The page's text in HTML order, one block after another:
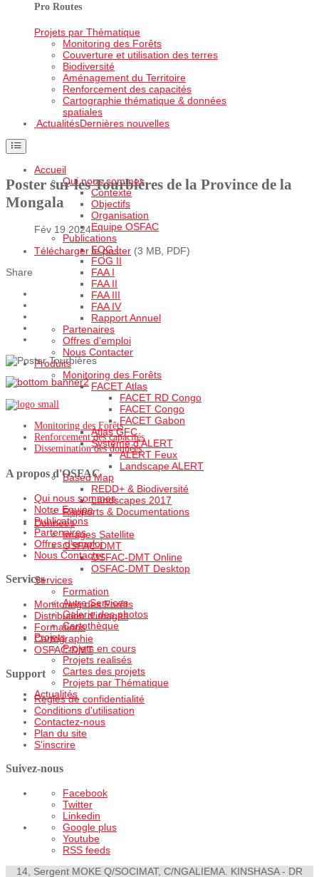
Pro Routes
Projets par Thématique
Monitoring des Forêts
Couverture et utilisation des terres
Biodiversité
Aménagement du Territoire
Renforcement des capacités
Cartographie thématique & données
spatiales
ActualitésDernières nouvelles
Accueil
Qui nous sommes
Contexte
Objectifs
Organisation
Equipe OSFAC
Publications
FOG I
FOG II
FAA I
FAA II
FAA III
FAA IV
Rapport Annuel
Partenaires
Offres d'emploi
Nous Contacter
Produits
Monitoring des Forêts
FACET Atlas
FACET RD Congo
FACET Congo
FACET Gabon
Atlas GFC
Système d'ALERT
ALERT Feux
Landscape ALERT
Based Map
REDD+ & Biodiversité
Landscapes 2017
Rapports & Documentations
Données
Images Satellite
OSFAC-DMT
OSFAC-DMT Online
OSFAC-DMT Desktop
Services
Formation
Autre Services
Galerie des photos
Cartothèque
Projets
Projets en cours
Projets realisés
Cartes des projets
Projets par Thématique
Actualités
Poster sur les Tourbières de la Province de la
Mongala
Fév 19 2024
Télécharger le poster (3 MB, PDF)
Share
Monitoring des Forêts
Renforcement des capacités
Dissemination des données
A propos d'OSFAC
Qui nous sommes
Notre Equipe
Publications
Partenaires
Offres d'emploi
Nous Contacter
Services
Monitoring des Forêts
Distribution d'images
Formations
Cartographie
OSFAC-DMT
Support
Règles de confidentialité
Conditions d'utilisation
Contactez-nous
Plan du site
S'inscrire
Suivez-nous
Facebook
Twitter
Linkedin
Google plus
Youtube
RSS feeds
14, Sergent MOKE Q/SOCIMAT, C/NGALIEMA. KINSHASA - DR